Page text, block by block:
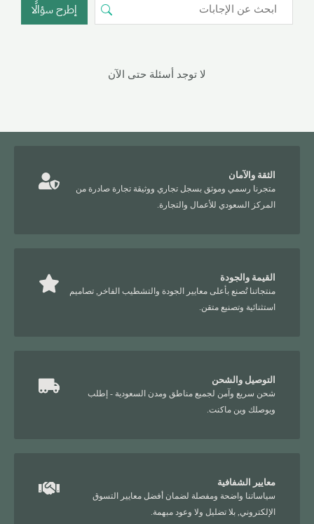
إطرح سؤالًا
لا توجد أسئلة حتى الآن
الثقة والآمان
متجرنا رسمي وموثق بسجل تجاري ووثيقة تجارة صادرة من
المركز السعودي للأعمال والتجارة.
القيمة والجودة
منتجاتنا تُصنع بأعلى معايير الجودة والتشطيب الفاخر, تصاميم
استثنائية وتصنيع متقن.
التوصيل والشحن
شحن سريع وآمن لجميع مناطق ومدن السعودية - إطلب
ويوصلك وين ماكنت.
معايير الشفافية
سياساتنا واضحة ومفصلة لضمان أفضل معايير التسوق
الإلكتروني, بلا تضليل ولا وعود مبهمة.